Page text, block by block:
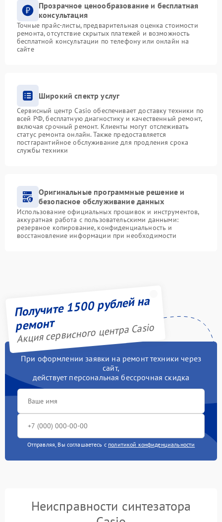
Прозрачное ценообразование и бесплатная
консультация
Точные прайс-листы, предварительная оценка стоимости
ремонта, отсутствие скрытых платежей и возможность
бесплатной консультации по телефону или онлайн на
сайте
Широкий спектр услуг
Сервисный центр Casio обеспечивает доставку техники по
всей РФ, бесплатную диагностику и качественный ремонт,
включая срочный ремонт. Клиенты могут отслеживать
статус ремонта онлайн. Также предоставляется
постгарантийное обслуживание для продления срока
службы техники
Оригинальные программные решение и
безопасное обслуживание данных
Использование официальных прошивок и инструментов,
аккуратная работа с пользовательскими данными:
резервное копирование, конфиденциальность и
восстановление информации при необходимости
Получите 1500 рублей на
ремонт
Акция сервисного центра Casio
При оформлении заявки на ремонт техники через
сайт,
действует персональная бессрочная скидка
Отправляя, Вы соглашаетесь с политикой конфиденциальности
Неисправности синтезатора